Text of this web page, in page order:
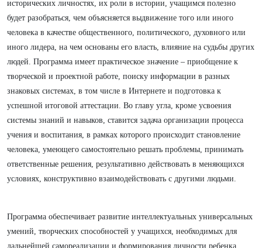
исторических личностях, их роли в истории, учащимся полезно
будет разобраться, чем объясняется выдвижение того или иного
человека в качестве общественного, политического, духовного или
иного лидера, на чем основаны его власть, влияние на судьбы других
людей. Программа имеет практическое значение – приобщение к
творческой и проектной работе, поиску информации в разных
знаковых системах, в том числе в Интернете и подготовка к
успешной итоговой аттестации. Во главу угла, кроме усвоения
системы знаний и навыков, ставится задача организации процесса
учения и воспитания, в рамках которого происходит становление
человека, умеющего самостоятельно решать проблемы, принимать
ответственные решения, результативно действовать в меняющихся
условиях, конструктивно взаимодействовать с другими людьми.
Программа обеспечивает развитие интеллектуальных универсальных
умений, творческих способностей у учащихся, необходимых для
дальнейшей самореализации и формирования личности ребенка,